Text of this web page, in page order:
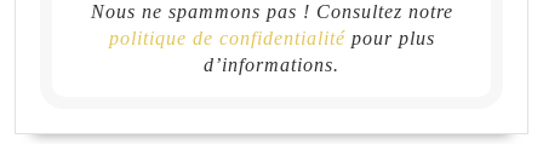
Nous ne spammons pas ! Consultez notre
politique de confidentialitépour plus
d’informations.